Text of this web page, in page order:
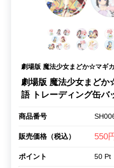
劇場版 魔法少女まどか☆マギ
劇場版 魔法少女まど
語 トレーディング缶バ
商品番号
販売価格（税込） 550
ポイント 50 Pt